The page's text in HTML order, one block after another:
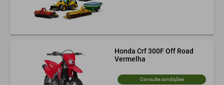
Honda Crf 300F Off Road
Vermelha
Consulte condições